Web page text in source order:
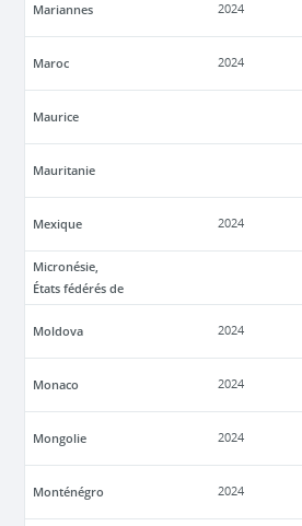
Mariannes 2024
Maroc 2024
Maurice
Mauritanie
Mexique 2024
Micronésie,
États fédérés de
Moldova 2024
Monaco 2024
Mongolie 2024
Monténégro 2024